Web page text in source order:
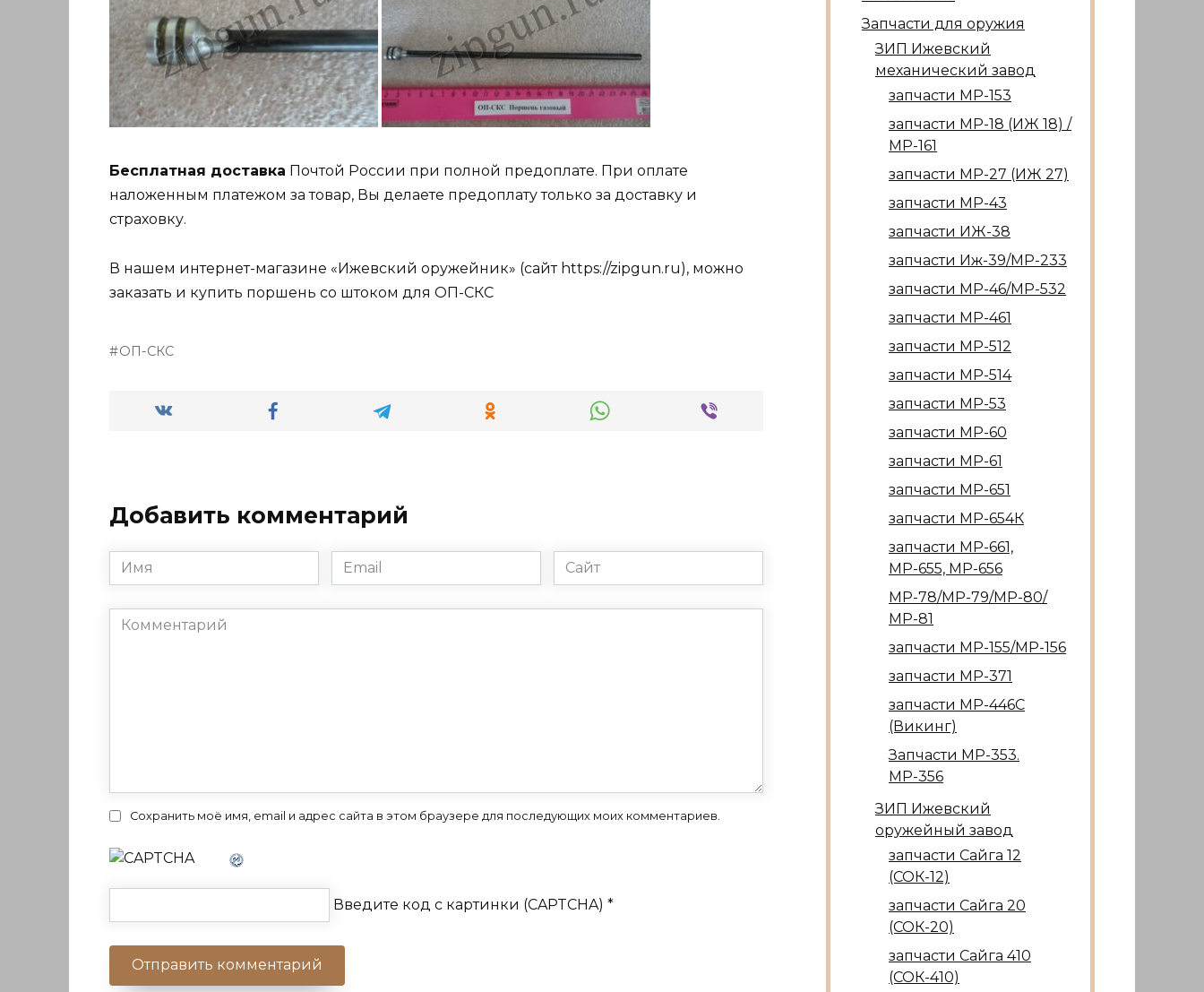
Бесплатная доставка Почтой России при полной предоплате. При оплате
наложенным платежом за товар, Вы делаете предоплату только за доставку и
страховку.
В нашем интернет-магазине «Ижевский оружейник» (сайт https://zipgun.ru), можно
заказать и купить поршень со штоком для ОП-СКС
ОП-СКС
Добавить комментарий
Имя
*
Email
*
Сайт
Комментарий
Сохранить моё имя, email и адрес сайта в этом браузере для последующих моих комментариев.
Введите код с картинки (CAPTCHA) *
Запчасти для оружия
ЗИП Ижевский
механический завод
запчасти МР-153
запчасти МР-18 (ИЖ 18) /
МР-161
запчасти МР-27 (ИЖ 27)
запчасти МР-43
запчасти ИЖ-38
запчасти Иж-39/МР-233
запчасти МР-46/МР-532
запчасти МР-461
запчасти МР-512
запчасти МР-514
запчасти МР-53
запчасти МР-60
запчасти МР-61
запчасти МР-651
запчасти МР-654К
запчасти МР-661,
МР-655, МР-656
МР-78/МР-79/МР-80/
МР-81
запчасти МР-155/МР-156
запчасти МР-371
запчасти МР-446С
(Викинг)
Запчасти МР-353.
МР-356
ЗИП Ижевский
оружейный завод
запчасти Сайга 12
(СОК-12)
запчасти Сайга 20
(СОК-20)
запчасти Сайга 410
(СОК-410)